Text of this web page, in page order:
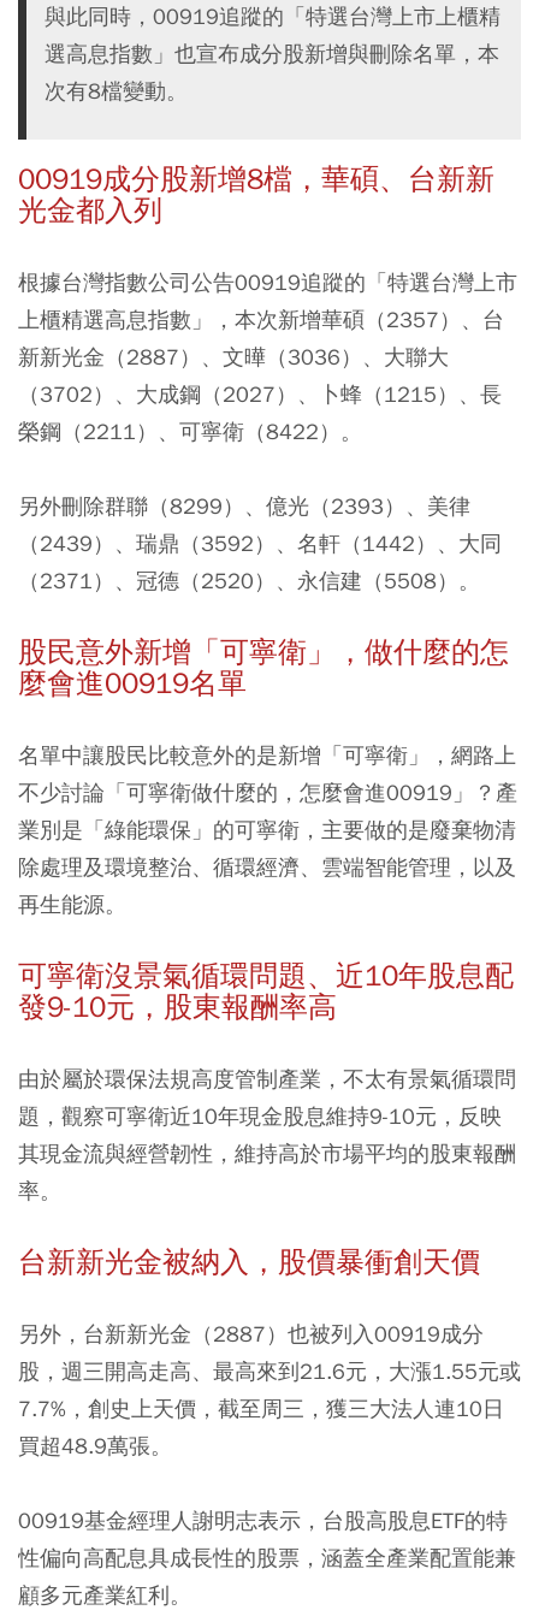
與此同時，00919追蹤的「特選台灣上市上櫃精
選高息指數」也宣布成分股新增與刪除名單，本
次有8檔變動。
00919成分股新增8檔，華碩、台新新
光金都入列
根據台灣指數公司公告00919追蹤的「特選台灣上市
上櫃精選高息指數」，本次新增華碩（2357）、台
新新光金（2887）、文曄（3036）、大聯大
（3702）、大成鋼（2027）、卜蜂（1215）、長
榮鋼（2211）、可寧衛（8422）。
另外刪除群聯（8299）、億光（2393）、美律
（2439）、瑞鼎（3592）、名軒（1442）、大同
（2371）、冠德（2520）、永信建（5508）。
股民意外新增「可寧衛」，做什麼的怎
麼會進00919名單
名單中讓股民比較意外的是新增「可寧衛」，網路上
不少討論「可寧衛做什麼的，怎麼會進00919」？產
業別是「綠能環保」的可寧衛，主要做的是廢棄物清
除處理及環境整治、循環經濟、雲端智能管理，以及
再生能源。
可寧衛沒景氣循環問題、近10年股息配
發9-10元，股東報酬率高
由於屬於環保法規高度管制產業，不太有景氣循環問
題，觀察可寧衛近10年現金股息維持9-10元，反映
其現金流與經營韌性，維持高於市場平均的股東報酬
率。
台新新光金被納入，股價暴衝創天價
另外，台新新光金（2887）也被列入00919成分
股，週三開高走高、最高來到21.6元，大漲1.55元或
7.7%，創史上天價，截至周三，獲三大法人連10日
買超48.9萬張。
00919基金經理人謝明志表示，台股高股息ETF的特
性偏向高配息具成長性的股票，涵蓋全產業配置能兼
顧多元產業紅利。